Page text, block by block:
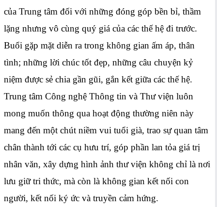
của Trung tâm đối với những đóng góp bền bỉ, thầm
lặng nhưng vô cùng quý giá của các thế hệ đi trước.
Buổi gặp mặt diễn ra trong không gian ấm áp, thân
tình; những lời chúc tốt đẹp, những câu chuyện kỷ
niệm được sẻ chia gần gũi, gắn kết giữa các thế hệ.
Trung tâm Công nghệ Thông tin và Thư viện luôn
mong muốn thông qua hoạt động thường niên này
mang đến một chút niềm vui tuổi già, trao sự quan tâm
chân thành tới các cụ hưu trí, góp phần lan tỏa giá trị
nhân văn, xây dựng hình ảnh thư viện không chỉ là nơi
lưu giữ tri thức, mà còn là không gian kết nối con
người, kết nối ký ức và truyền cảm hứng.